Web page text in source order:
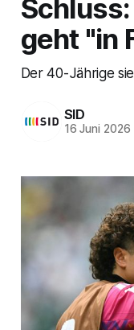
geht "in
Der 40-Jährige
SID
16 Juni 2026